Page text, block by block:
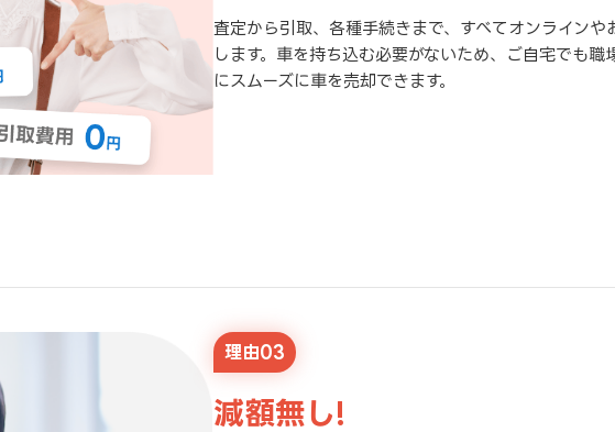
査定から引取、各種手続きまで、すべてオンラインや
します。車を持ち込む必要がないため、ご自宅でも職
にスムーズに車を売却できます。
理由03
減額無し!